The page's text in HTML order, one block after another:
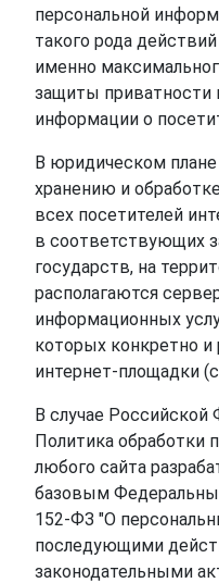
персональной
такого рода
именно
защиты приватности
информации о
В юридическом плане
хранению и
всех посетителей
в соответствующих
государств, на
располагаются
информационных
которых конкретно
интернет-площадки
В случае Российской
Политика обработки
любого сайта
базовым
152-ФЗ "О
последующими
законодательными